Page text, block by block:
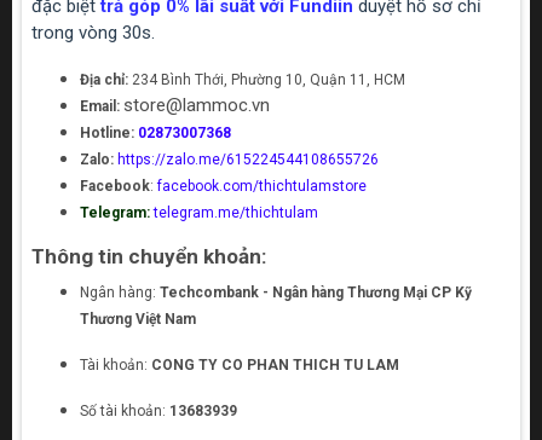
đặc biệttrả góp 0% lãi suất với Fundiin duyệt hồ sơ chỉ
trong vòng 30s.
Địa chỉ: 234 Bình Thới, Phường 10, Quận 11, HCM
Email: store@lammoc.vn
Hotline: 02873007368
Zalo: https://zalo.me/615224544108655726
Facebook:facebook.com/thichtulamstore
Telegram: telegram.me/thichtulam
Thông tin chuyển khoản:
Ngân hàng: Techcombank - Ngân hàng Thương Mại CP Kỹ
Thương Việt Nam
Tài khoản: CONG TY CO PHAN THICH TU LAM
Số tài khoản: 13683939